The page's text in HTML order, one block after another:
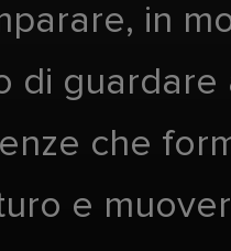
in
di guardare
che
e